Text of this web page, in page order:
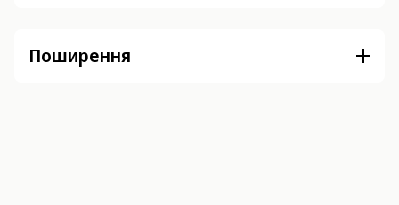
Поширення